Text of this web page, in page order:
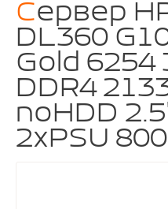
Сервер HP Proliant
DL360
Gold 6254
DDR4
noHDD
2xPSU